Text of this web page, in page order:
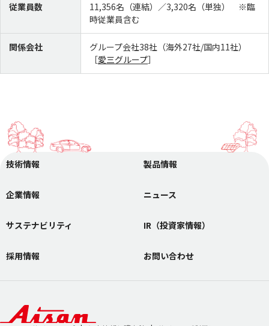
サステナビリティ方針／
価値創造ストーリー
愛三工業のマテリアリティ 統合報告書
IR（投資家情報）
IRニュース IR資料室
財務業績情報 株式情報
採用情報
従業員数
11,356名（連結）／3,320名（単独） ※臨
時従業員含む
関係会社
グループ会社38社（海外27社/国内11社）
［愛三グループ］
技術情報 製品情報
企業情報 ニュース
サステナビリティ IR（投資家情報）
採用情報 お問い合わせ